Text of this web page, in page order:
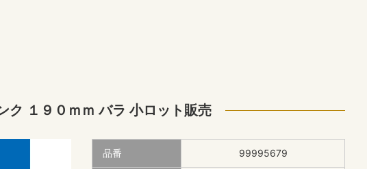
ク １９０ｍｍ バラ 小ロット販売
品番 99995679